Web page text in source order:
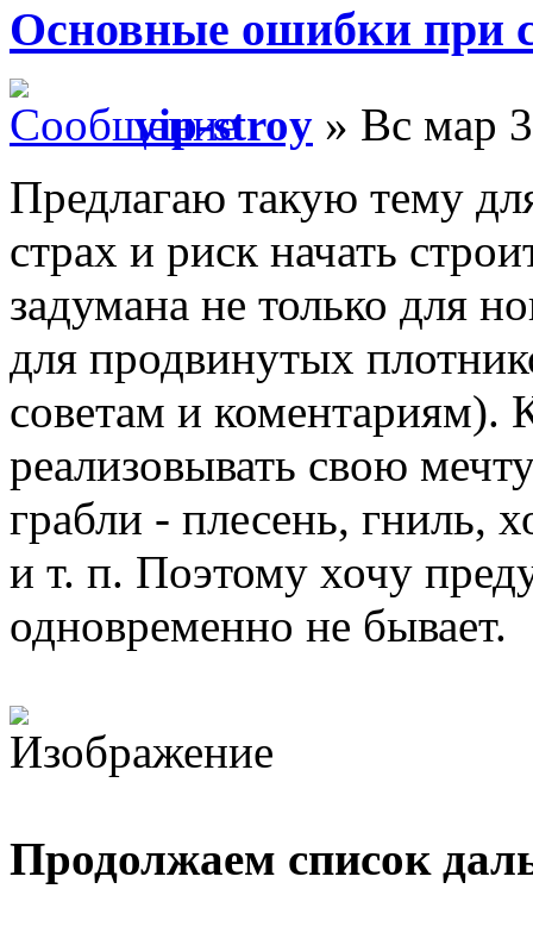
Основные ошибки при
vip-stroy » Вс мар
Предлагаю такую тему
страх и риск начать
задумана не только для
для продвинутых
советам и
реализовывать свою
грабли - плесень, гниль,
и т. п. Поэтому хочу
одновременно не бывает.
Продолжаем список